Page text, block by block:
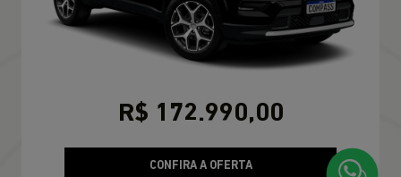
R$ 172.990,00
CONFIRA A OFERTA